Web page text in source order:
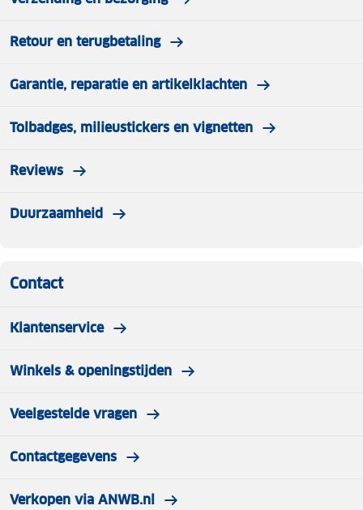
Retour en terugbetaling
Garantie, reparatie en artikelklachten
Tolbadges, milieustickers en vignetten
Reviews
Duurzaamheid
Contact
Klantenservice
Winkels & openingstijden
Veelgestelde vragen
Contactgegevens
Verkopen via ANWB.nl